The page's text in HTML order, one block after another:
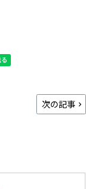
次の記事